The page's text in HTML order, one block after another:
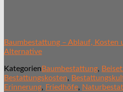
Baumbestattung – Ablauf, Kosten
Alternative
Kategorien Baumbestattung,
Bestattungskosten,
Erinnerung, Friedhöfe,